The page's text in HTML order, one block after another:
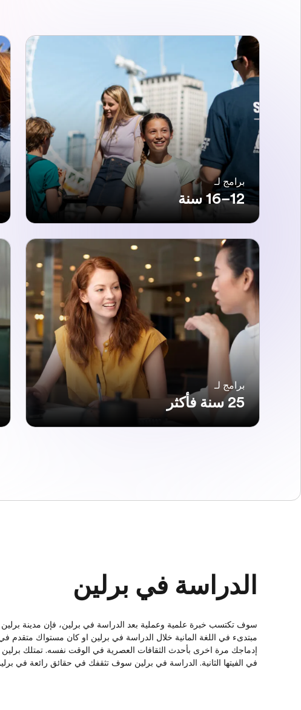
برامج لـ
12–16 سنة
برامج لـ
25 سنة فأكثر
الدراسة في برلين
سوف تكتسب خبرة علمية وعملية بعد الدراسة في برلين، فإن مدينة
مبتدىء في اللغة المانية خلال الدراسة في برلين او كان مستواك متقدم
إدماجك مرة اخرى بأحدث الثقافات العصرية في الوقت نفسه. تمتلك برلين
في الفيتها الثانية. الدراسة في برلين سوف تثقفك في حقائق رائعة في